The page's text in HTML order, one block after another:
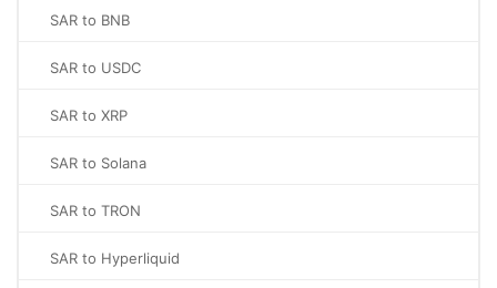
SAR to BNB
SAR to USDC
SAR to XRP
SAR to Solana
SAR to TRON
SAR to Hyperliquid